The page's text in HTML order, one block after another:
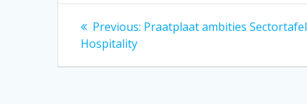
Bericht
navigatie
Previous: Previous
Praatplaat ambities Sectortafel
Hospitality